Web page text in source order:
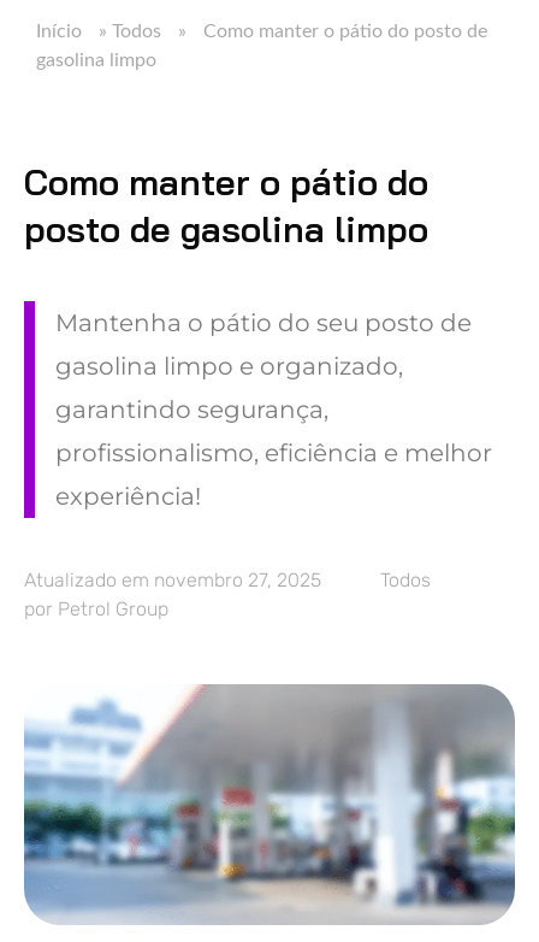
Início » Todos »
Como manter o pátio do posto de
gasolina limpo
Como manter o pátio do
posto de gasolina limpo
Mantenha o pátio do seu posto de
gasolina limpo e organizado,
garantindo segurança,
profissionalismo, eficiência e melhor
experiência!
Atualizado em novembro 27, 2025
Todos
por Petrol Group